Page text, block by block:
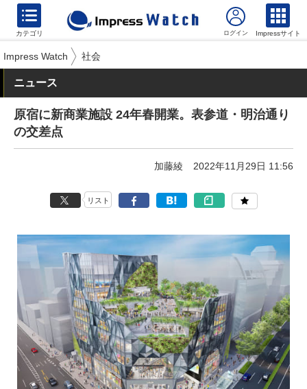
カテゴリ Impressサイト
Impress Watch 社会
ニュース
原宿に新商業施設 24年春開業。表参道・明治通り
の交差点
加藤綾 2022年11月29日 11:56
リスト